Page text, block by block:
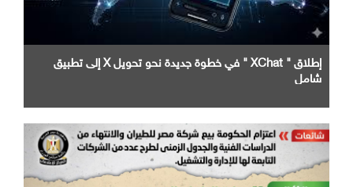
إطلاق " XChat " في خطوة جديدة نحو تحويل X إلى تطبيق
شامل